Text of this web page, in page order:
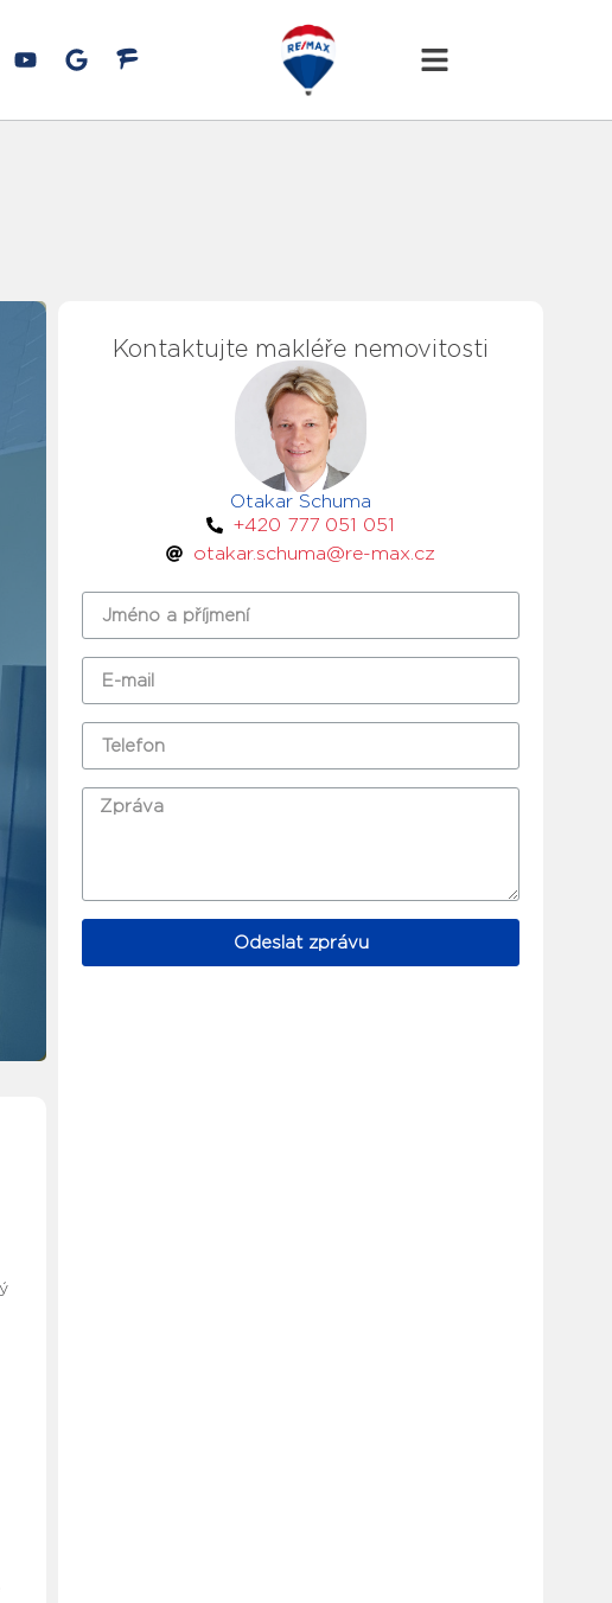
Kontaktujte makléře nemovitosti
Otakar Schuma
+420 777 051 051
otakar.schuma@re-max.cz
Odeslat zprávu